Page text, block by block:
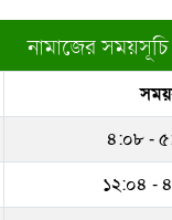
নামাজের সময়সূচি
৪:০৮ -
১২:০৪ -